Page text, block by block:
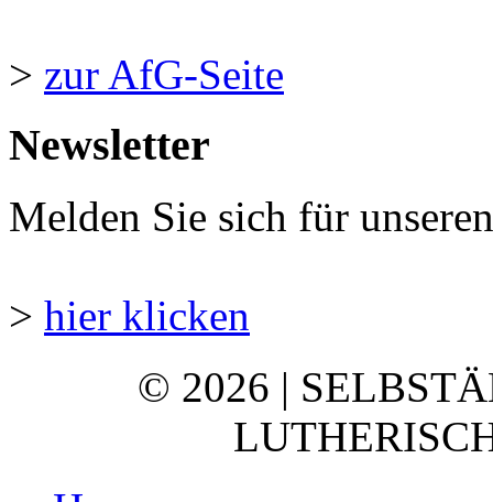
> zur AfG-Seite
Newsletter
Melden Sie sich für
> hier klicken
© 2026 |